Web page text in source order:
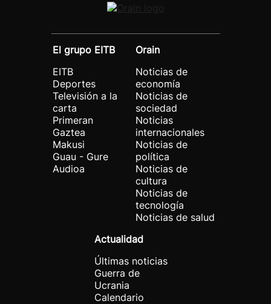
El grupo EITB
EITB
Deportes
Televisión a la
carta
Primeran
Gaztea
Makusi
Guau - Gure
Audioa
Orain
Noticias de
economía
Noticias de
sociedad
Noticias
internacionales
Noticias de
política
Noticias de
cultura
Noticias de
tecnología
Noticias de salud
Actualidad
Últimas noticias
Guerra de
Ucrania
Calendario